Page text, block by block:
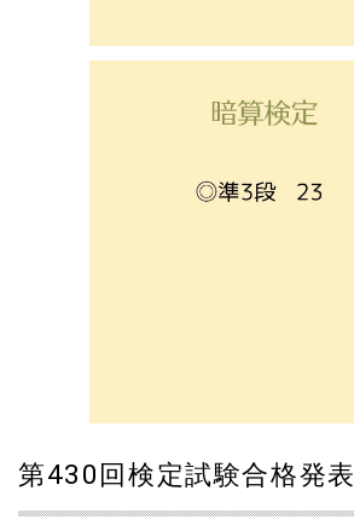
第430回検定試験合格発表